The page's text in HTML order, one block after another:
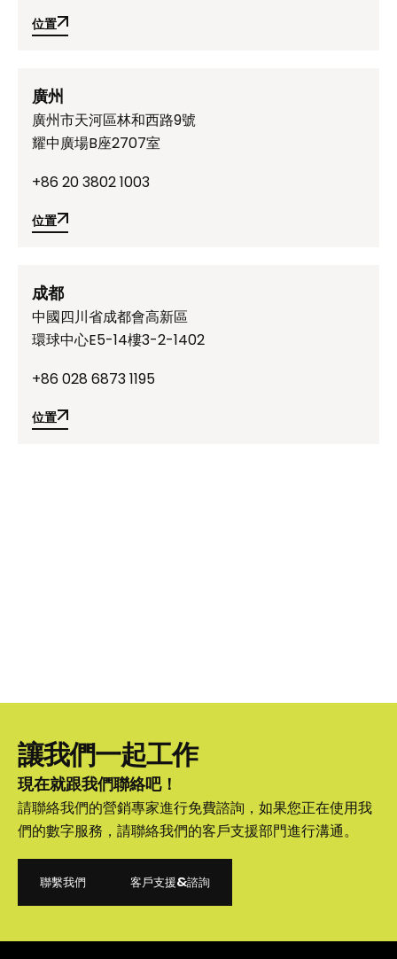
位置
位置
廣州
廣州市天河區林和西路9號
耀中廣場B座2707室
+86 20 3802 1003
位置
位置
成都
中國四川省成都會高新區
環球中心E5-14樓3-2-1402
+86 028 6873 1195
位置
位置
讓我們一起工作
現在就跟我們聯絡吧！
請聯絡我們的營銷專家進行免費諮詢，如果您正在使用我
們的數字服務，請聯絡我們的客戶支援部門進行溝通。
聯繫我們
客戶支援&諮詢